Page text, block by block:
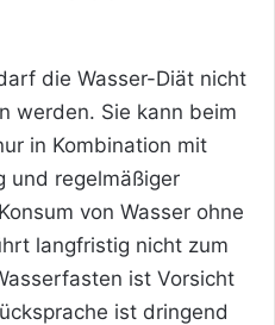
die Wasser-Diät nicht
werden. Sie kann beim
in Kombination mit
und regelmäßiger
von Wasser ohne
langfristig nicht zum
ist Vorsicht
ist dringend